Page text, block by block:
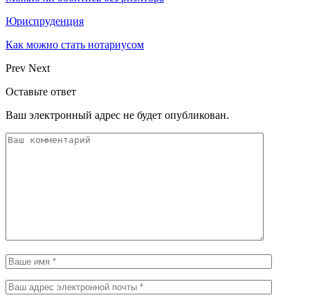
Юриспруденция
Как можно стать нотариусом
Prev Next
Оставьте ответ
Ваш электронный адрес не будет опубликован.